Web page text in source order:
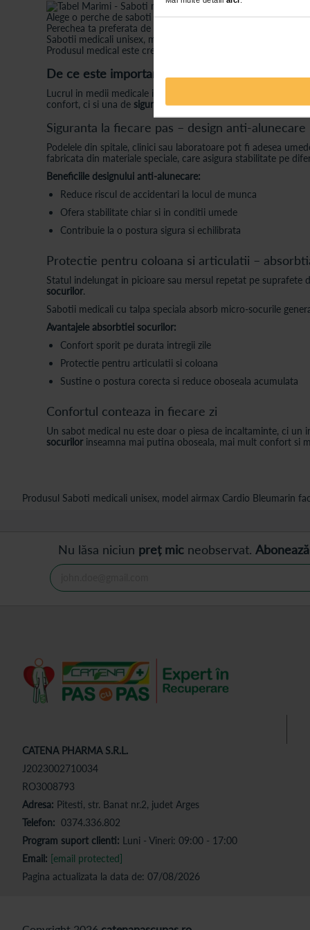
Alege o perche de saboti medicali unisex, de culoare
Perechea ta preferata de saboti medicinali ortopedici iti
Sabotii medicali unisex, model airmax Cardio Bleumarin au
Produsul medical este creat special pentru a-ti reda confortul
De ce este important sa alegi saboti medicali
Lucrul in medii medicale inseamna mult timp petrecut in
confort, ci si una de siguranta si sanatate pe termen lung.
Siguranta la fiecare pas – design anti-alunecare
Podelele din spitale, clinici sau laboratoare pot fi adesea
fabricata din materiale speciale, care asigura stabilitate pe
Beneficiile designului anti-alunecare:
Reduce riscul de accidentari la locul de munca
Ofera stabilitate chiar si in conditii umede
Contribuie la o postura sigura si echilibrata
Protectie pentru coloana si articulatii –
Statul indelungat in picioare sau mersul repetat pe suprafete
socurilor.
Sabotii medicali cu talpa speciala absorb micro-socurile
Avantajele absorbtiei socurilor:
Confort sporit pe durata intregii zile
Protectie pentru articulatii si coloana
Sustine o postura corecta si reduce oboseala acumulata
Confortul conteaza in fiecare zi
Un sabot medical nu este doar o piesa de incaltaminte, ci
socurilorinseamna mai putina oboseala, mai mult confort si
Produsul Saboti medicali unisex, model airmax Cardio Bleumarin
Nu lăsa niciun preț mic neobservat.
CATENA PHARMA S.R.L.
J2023002710034
RO3008793
Adresa: Pitesti, str. Banat nr.2, judet Arges
Telefon: 0374.336.802
Program suport clienti: Luni - Vineri: 09:00 - 17:00
Email: [email protected]
Pagina actualizata la data de: 07/08/2026